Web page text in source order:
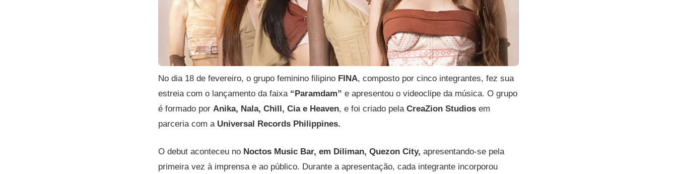
No dia 18 de fevereiro, o grupo feminino filipino FINA, composto por cinco integrantes, fez sua
estreia com o lançamento da faixa “Paramdam” e apresentou o videoclipe da música. O grupo
é formado porAnika, Nala, Chill, Cia e Heaven, e foi criado pelaCreaZion Studios em
parceria com a Universal Records Philippines.
O debut aconteceu no Noctos Music Bar, em Diliman, Quezon City, apresentando-se pela
primeira vez à imprensa e ao público. Durante a apresentação, cada integrante incorporou